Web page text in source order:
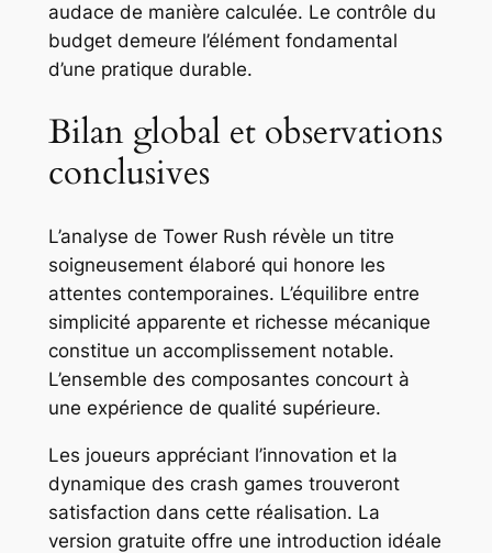
audace de manière calculée. Le contrôle du
budget demeure l’élément fondamental
d’une pratique durable.
Bilan global et observations
conclusives
L’analyse de Tower Rush révèle un titre
soigneusement élaboré qui honore les
attentes contemporaines. L’équilibre entre
simplicité apparente et richesse mécanique
constitue un accomplissement notable.
L’ensemble des composantes concourt à
une expérience de qualité supérieure.
Les joueurs appréciant l’innovation et la
dynamique des crash games trouveront
satisfaction dans cette réalisation. La
version gratuite offre une introduction idéale